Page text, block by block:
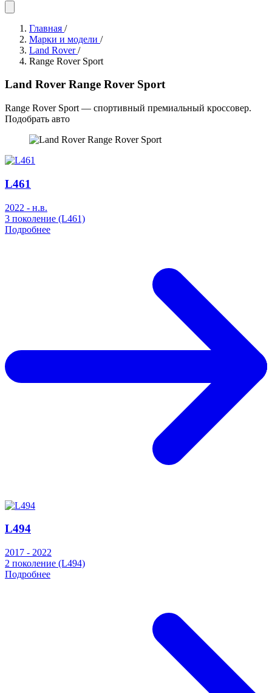
Главная /
Марки и модели /
Land Rover /
Range Rover Sport
Land Rover Range Rover Sport
Range Rover Sport — спортивный премиальный кроссовер.
Подобрать авто
L461
2022 - н.в.
3 поколение (L461)
Подробнее
L494
2017 - 2022
2 поколение (L494)
Подробнее